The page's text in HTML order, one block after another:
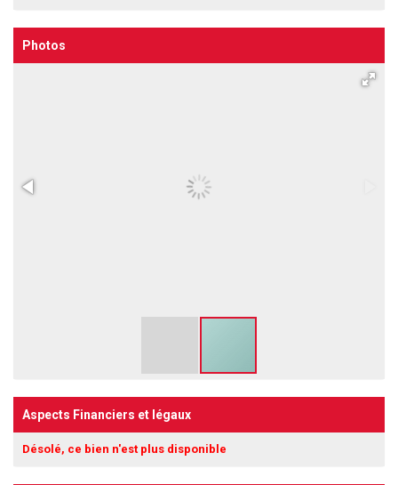
Photos
Aspects Financiers et légaux
Désolé, ce bien n'est plus disponible